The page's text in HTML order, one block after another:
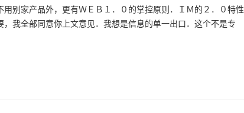
别家产品外，更有ＷＥＢ１．０的掌控原则．ＩＭ的２．０特性
我全部同意你上文意见．我想是信息的单一出口．这个不是专